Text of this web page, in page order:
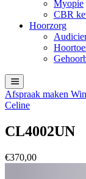
Myopie
CBR
Hoorzorg
Afspraak maken
Celine
CL4002UN
€370,00